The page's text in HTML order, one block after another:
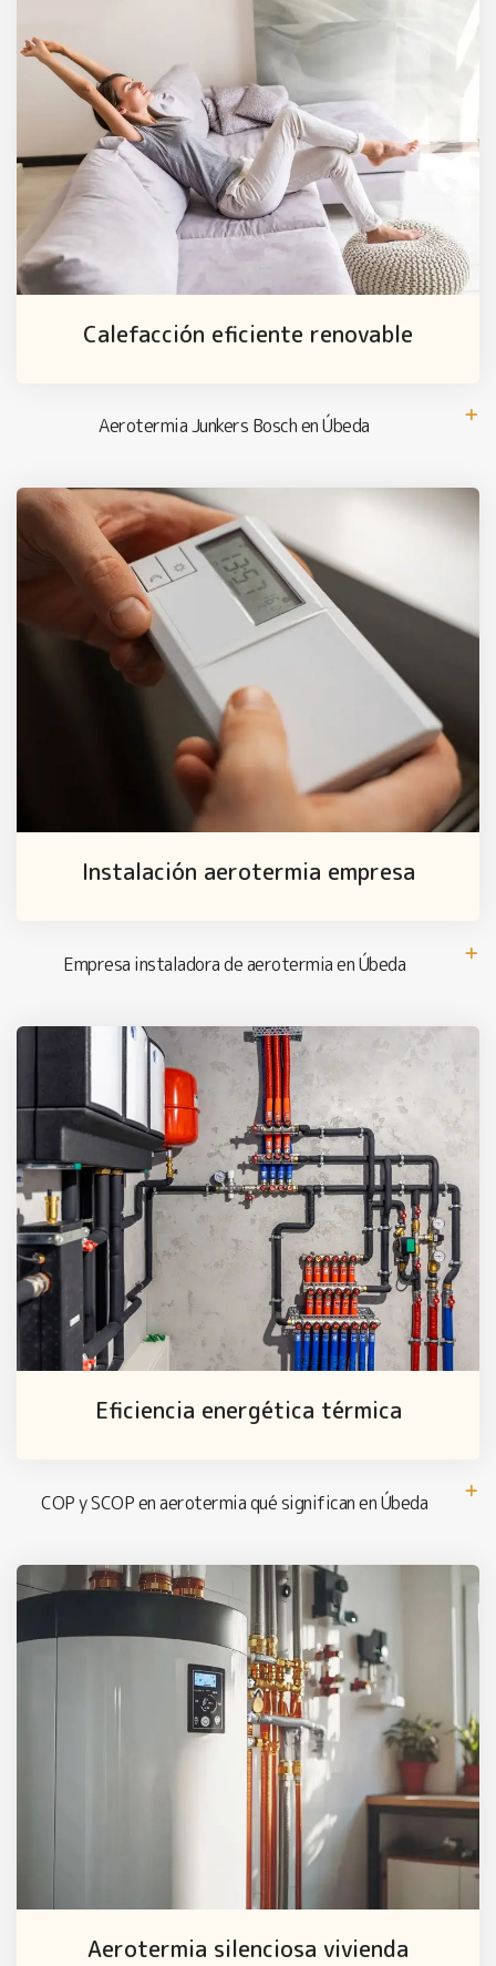
Calefacción eficiente renovable
Aerotermia Junkers Bosch en Úbeda
Instalación aerotermia empresa
Empresa instaladora de aerotermia en Úbeda
Eficiencia energética térmica
COP y SCOP en aerotermia qué significan en Úbeda
Aerotermia silenciosa vivienda